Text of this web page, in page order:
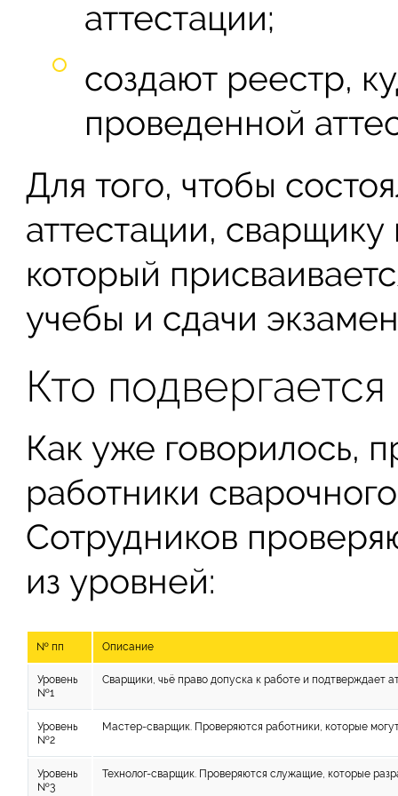
аттестации;
создают реестр,
проведенной
Для того, чтобы
аттестации,
который
учебы и сдачи
Кто
Как уже говорилось,
работники
Сотрудников
из уровней:
№ пп Описание
Уровень
№1
Сварщики, чьё право допуска к работе и подтверждает
Уровень
№2
Мастер-сварщик. Проверяются работники, которые
Уровень
№3
Технолог-сварщик. Проверяются служащие, которые